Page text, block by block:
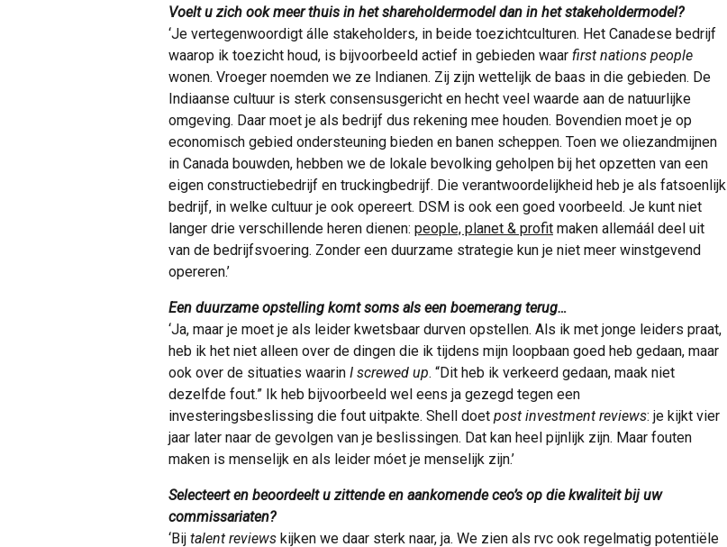
Voelt u zich ook meer thuis in het shareholdermodel dan in het stakeholdermodel?
‘Je vertegenwoordigt álle stakeholders, in beide toezichtculturen. Het Canadese bedrijf
waarop ik toezicht houd, is bijvoorbeeld actief in gebieden waar first nations people
wonen. Vroeger noemden we ze Indianen. Zij zijn wettelijk de baas in die gebieden. De
Indiaanse cultuur is sterk consensusgericht en hecht veel waarde aan de natuurlijke
omgeving. Daar moet je als bedrijf dus rekening mee houden. Bovendien moet je op
economisch gebied ondersteuning bieden en banen scheppen. Toen we oliezandmijnen
in Canada bouwden, hebben we de lokale bevolking geholpen bij het opzetten van een
eigen constructiebedrijf en truckingbedrijf. Die verantwoordelijkheid heb je als fatsoenlijk
bedrijf, in welke cultuur je ook opereert. DSM is ook een goed voorbeeld. Je kunt niet
langer drie verschillende heren dienen: people, planet & profit maken allemáál deel uit
van de bedrijfsvoering. Zonder een duurzame strategie kun je niet meer winstgevend
opereren.’
Een duurzame opstelling komt soms als een boemerang terug…
‘Ja, maar je moet je als leider kwetsbaar durven opstellen. Als ik met jonge leiders praat,
heb ik het niet alleen over de dingen die ik tijdens mijn loopbaan goed heb gedaan, maar
ook over de situaties waarin I screwed up. “Dit heb ik verkeerd gedaan, maak niet
dezelfde fout.” Ik heb bijvoorbeeld wel eens ja gezegd tegen een
investeringsbeslissing die fout uitpakte. Shell doet post investment reviews: je kijkt vier
jaar later naar de gevolgen van je beslissingen. Dat kan heel pijnlijk zijn. Maar fouten
maken is menselijk en als leider móet je menselijk zijn.’
Selecteert en beoordeelt u zittende en aankomende ceo’s op die kwaliteit bij uw
commissariaten?
‘Bij talent reviews kijken we daar sterk naar, ja. We zien als rvc ook regelmatig potentiële